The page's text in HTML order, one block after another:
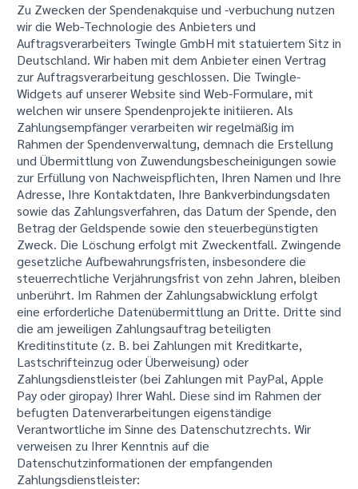
Zu Zwecken der Spendenakquise und -verbuchung nutzen
wir die Web-Technologie des Anbieters und
Auftragsverarbeiters Twingle GmbH mit statuiertem Sitz in
Deutschland. Wir haben mit dem Anbieter einen Vertrag
zur Auftragsverarbeitung geschlossen. Die Twingle-
Widgets auf unserer Website sind Web-Formulare, mit
welchen wir unsere Spendenprojekte initiieren. Als
Zahlungsempfänger verarbeiten wir regelmäßig im
Rahmen der Spendenverwaltung, demnach die Erstellung
und Übermittlung von Zuwendungsbescheinigungen sowie
zur Erfüllung von Nachweispflichten, Ihren Namen und Ihre
Adresse, Ihre Kontaktdaten, Ihre Bankverbindungsdaten
sowie das Zahlungsverfahren, das Datum der Spende, den
Betrag der Geldspende sowie den steuerbegünstigten
Zweck. Die Löschung erfolgt mit Zweckentfall. Zwingende
gesetzliche Aufbewahrungsfristen, insbesondere die
steuerrechtliche Verjährungsfrist von zehn Jahren, bleiben
unberührt. Im Rahmen der Zahlungsabwicklung erfolgt
eine erforderliche Datenübermittlung an Dritte. Dritte sind
die am jeweiligen Zahlungsauftrag beteiligten
Kreditinstitute (z. B. bei Zahlungen mit Kreditkarte,
Lastschrifteinzug oder Überweisung) oder
Zahlungsdienstleister (bei Zahlungen mit PayPal, Apple
Pay oder giropay) Ihrer Wahl. Diese sind im Rahmen der
befugten Datenverarbeitungen eigenständige
Verantwortliche im Sinne des Datenschutzrechts. Wir
verweisen zu Ihrer Kenntnis auf die
Datenschutzinformationen der empfangenden
Zahlungsdienstleister: